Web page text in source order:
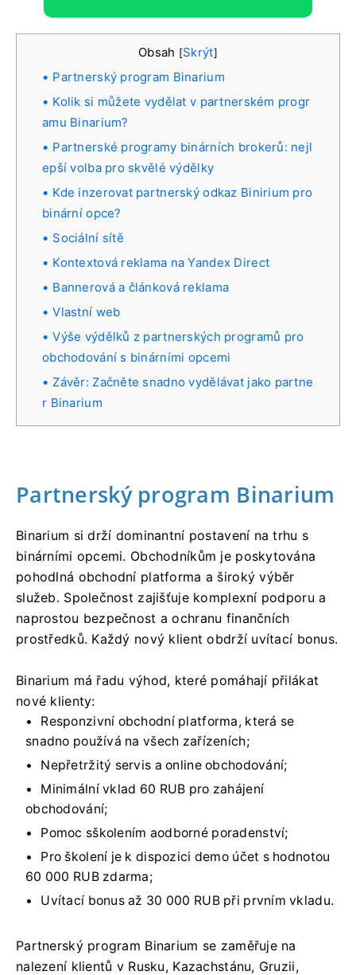
Obsah [Skrýt]
Partnerský program Binarium
Kolik si můžete vydělat v partnerském progr
amu Binarium?
Partnerské programy binárních brokerů: nejl
epší volba pro skvělé výdělky
Kde inzerovat partnerský odkaz Binirium pro
binární opce?
Sociální sítě
Kontextová reklama na Yandex Direct
Bannerová a článková reklama
Vlastní web
Výše výdělků z partnerských programů pro
obchodování s binárními opcemi
Závěr: Začněte snadno vydělávat jako partne
r Binarium
Partnerský program Binarium
Binarium si drží dominantní postavení na trhu s
binárními opcemi. Obchodníkům je poskytována
pohodlná obchodní platforma a široký výběr
služeb. Společnost zajišťuje komplexní podporu a
naprostou bezpečnost a ochranu finančních
prostředků. Každý nový klient obdrží uvítací bonus.
Binarium má řadu výhod, které pomáhají přilákat
nové klienty:
Responzivní obchodní platforma, která se
snadno používá na všech zařízeních;
Nepřetržitý servis a online obchodování;
Minimální vklad 60 RUB pro zahájení
obchodování;
Pomoc sškolením aodborné poradenství;
Pro školení je k dispozici demo účet s hodnotou
60 000 RUB zdarma;
Uvítací bonus až 30 000 RUB při prvním vkladu.
Partnerský program Binarium se zaměřuje na
nalezení klientů v Rusku, Kazachstánu, Gruzii,